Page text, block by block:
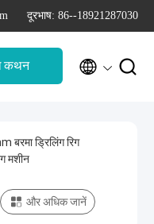
दूरभाष: 86--18921287030
कथन  
ड्रिलिंग रिग
मशीन
और अधिक जानें